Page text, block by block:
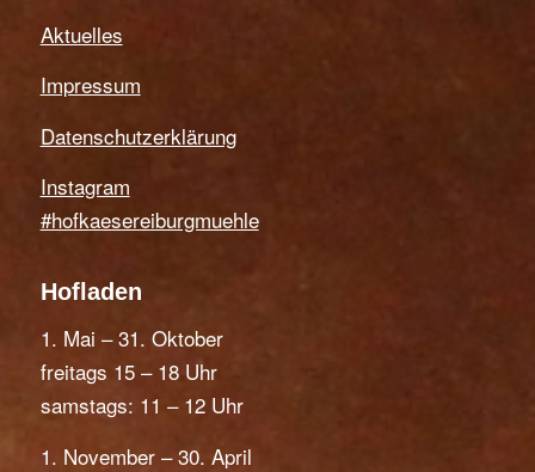
Aktuelles
Impressum
Datenschutzerklärung
Instagram
#hofkaesereiburgmuehle
Hofladen
1. Mai – 31. Oktober
freitags 15 – 18 Uhr
samstags: 11 – 12 Uhr
1. November – 30. April